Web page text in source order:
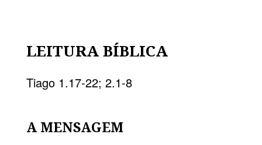
LEITURA BÍBLICA
Tiago 1.17-22; 2.1-8
A MENSAGEM